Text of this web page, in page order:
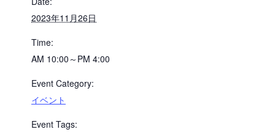
2023年11月26日
Time:
AM 10:00～PM 4:00
Event Category:
イベント
Event Tags: